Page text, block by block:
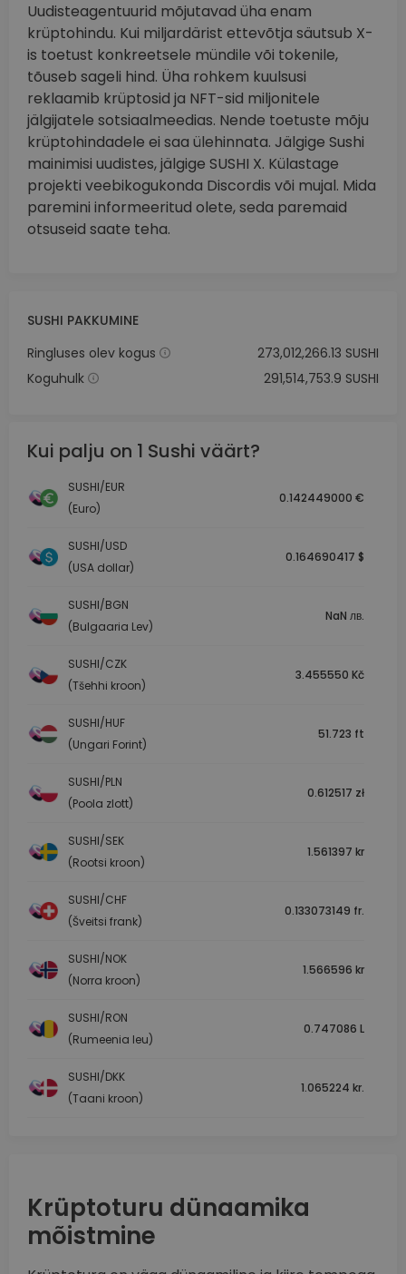
Uudisteagentuurid mõjutavad üha enam
krüptohindu. Kui miljardärist ettevõtja säutsub X-
is toetust konkreetsele mündile või tokenile,
tõuseb sageli hind. Üha rohkem kuulsusi
reklaamib krüptosid ja NFT-sid miljonitele
jälgijatele sotsiaalmeedias. Nende toetuste mõju
krüptohindadele ei saa ülehinnata. Jälgige Sushi
mainimisi uudistes, jälgige SUSHI X. Külastage
projekti veebikogukonda Discordis või mujal. Mida
paremini informeeritud olete, seda paremaid
otsuseid saate teha.
SUSHI PAKKUMINE
Ringluses olev kogus
273,012,266.13 SUSHI
Koguhulk
291,514,753.9 SUSHI
Kui palju on 1 Sushi väärt?
SUSHI/EUR
(Euro)
0.142449000 €
SUSHI/USD
(USA dollar)
0.164690417 $
SUSHI/BGN
(Bulgaaria Lev)
NaN лв.
SUSHI/CZK
(Tšehhi kroon)
3.455550 Kč
SUSHI/HUF
(Ungari Forint)
51.723 ft
SUSHI/PLN
(Poola zlott)
0.612517 zł
SUSHI/SEK
(Rootsi kroon)
1.561397 kr
SUSHI/CHF
(Šveitsi frank)
0.133073149 fr.
SUSHI/NOK
(Norra kroon)
1.566596 kr
SUSHI/RON
(Rumeenia leu)
0.747086 L
SUSHI/DKK
(Taani kroon)
1.065224 kr.
Krüptoturu dünaamika
mõistmine